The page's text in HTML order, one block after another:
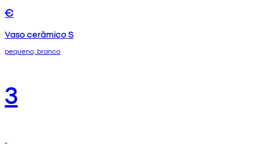
€
Vaso cerâmico S
pequeno, branco
3